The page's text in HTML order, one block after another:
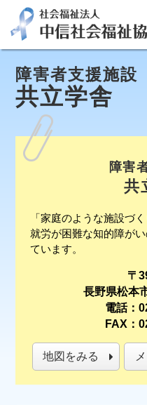
障害者支援施設
共立学舎
障害
共
「家庭のような施設づ
就労が困難な知的障が
ています。
〒
長野県松本
電話：
FAX：
地図をみる